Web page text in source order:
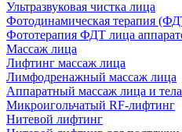
Ультразвуковая чистка лица
Фотодинамическая терапия
Фототерапия ФДТ лица
Массаж лица
Лифтинг массаж лица
Лимфодренажный массаж лица
Аппаратный массаж лица и тела
Микроигольчатый RF-лифтинг
Нитевой лифтинг